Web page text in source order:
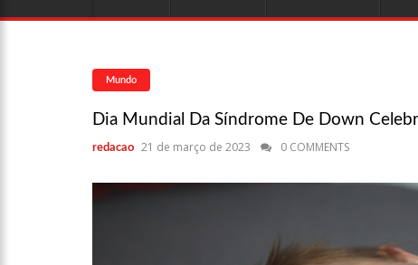
Falso corretor é
Mundo
Dia Mundial Da Síndrome De Down
redacao 21 de março de 2023 0 COMMENTS